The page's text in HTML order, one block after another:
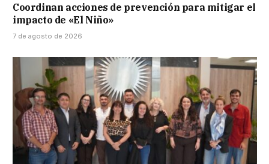
Coordinan acciones de prevención para mitigar el
impacto de «El Niño»
7 de agosto de 2026